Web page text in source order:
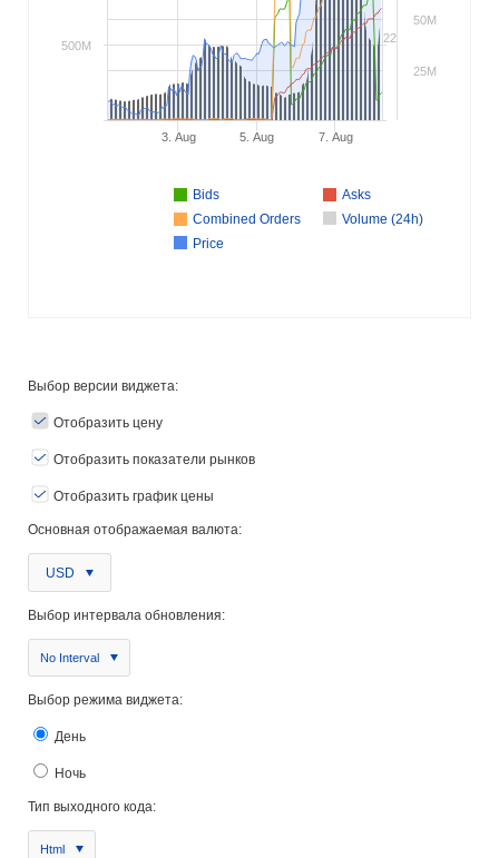
Bids
Asks
Combined Orders
Volume (24h)
Price
3. Aug 5. Aug 7. Aug
22
25M
50M
500M
Выбор версии виджета:
Отобразить цену
Отобразить показатели рынков
Отобразить график цены
Основная отображаемая валюта:
USD
Выбор интервала обновления:
No Interval
Выбор режима виджета:
День
Ночь
Тип выходного кода:
Html